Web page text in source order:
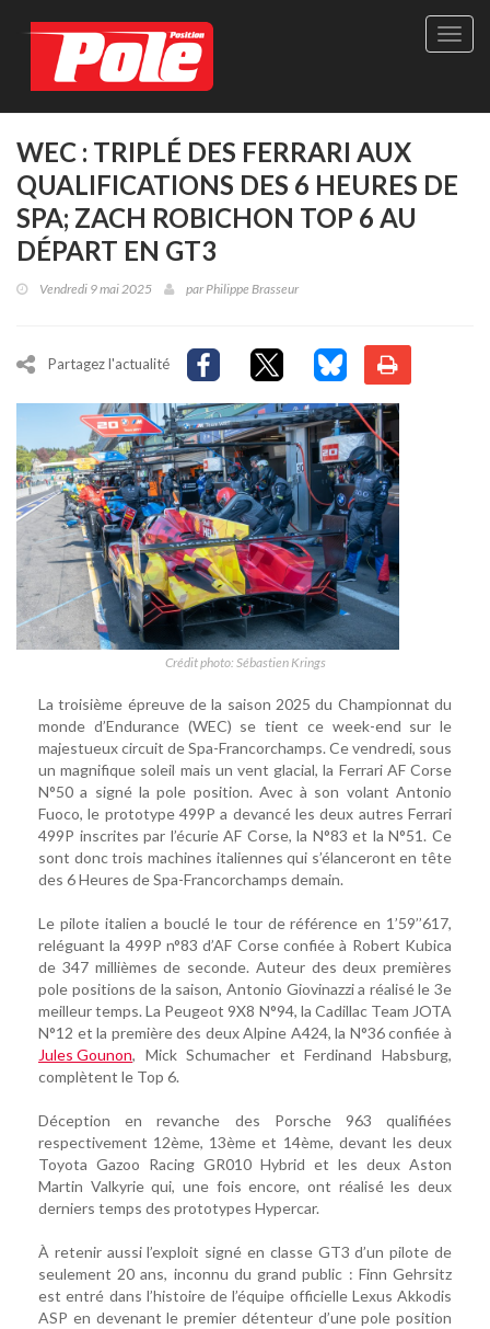
Site
Le
WEC : TRIPLÉ DES FERRARI AUX
QUALIFICATIONS DES 6 HEURES DE
SPA; ZACH ROBICHON TOP 6 AU
DÉPART EN GT3
Vendredi 9 mai 2025 parPhilippe Brasseur
Partagez l'actualité
Crédit photo: Sébastien Krings
La troisième épreuve de la saison 2025 du Championnat du
monde d’Endurance (WEC) se tient ce week-end sur le
majestueux circuit de Spa-Francorchamps. Ce vendredi, sous
un magnifique soleil mais un vent glacial, la Ferrari AF Corse
N°50 a signé la pole position. Avec à son volant Antonio
Fuoco, le prototype 499P a devancé les deux autres Ferrari
499P inscrites par l’écurie AF Corse, la N°83 et la N°51. Ce
sont donc trois machines italiennes qui s’élanceront en tête
des 6 Heures de Spa-Francorchamps demain.
Le pilote italien a bouclé le tour de référence en 1’59’’617,
reléguant la 499P n°83 d’AF Corse confiée à Robert Kubica
de 347 millièmes de seconde. Auteur des deux premières
pole positions de la saison, Antonio Giovinazzi a réalisé le 3e
meilleur temps. La Peugeot 9X8 N°94, la Cadillac Team JOTA
N°12 et la première des deux Alpine A424, la N°36 confiée à
Jules Gounon, Mick Schumacher et Ferdinand Habsburg,
complètent le Top 6.
Déception en revanche des Porsche 963 qualifiées
respectivement 12ème, 13ème et 14ème, devant les deux
Toyota Gazoo Racing GR010 Hybrid et les deux Aston
Martin Valkyrie qui, une fois encore, ont réalisé les deux
derniers temps des prototypes Hypercar.
À retenir aussi l’exploit signé en classe GT3 d’un pilote de
seulement 20 ans, inconnu du grand public : Finn Gehrsitz
est entré dans l’histoire de l’équipe officielle Lexus Akkodis
ASP en devenant le premier détenteur d’une pole position